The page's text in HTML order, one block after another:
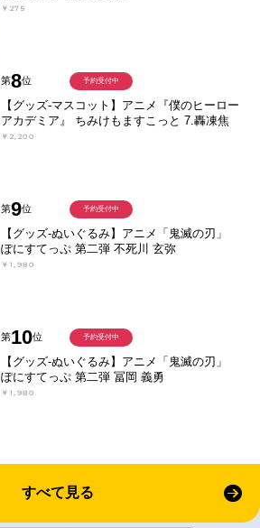
￥275
第8位
【グッズ-マスコット】アニメ『僕のヒーロー
アカデミア』 ちみけもますこっと 7.轟凍焦
￥2,200
予約受付中
第9位
【グッズ-ぬいぐるみ】アニメ「鬼滅の刃」
ぽにすてっぷ 第二弾 不死川 玄弥
￥1,980
予約受付中
第10位
【グッズ-ぬいぐるみ】アニメ「鬼滅の刃」
ぽにすてっぷ 第二弾 冨岡 義勇
￥1,980
予約受付中
すべて見る